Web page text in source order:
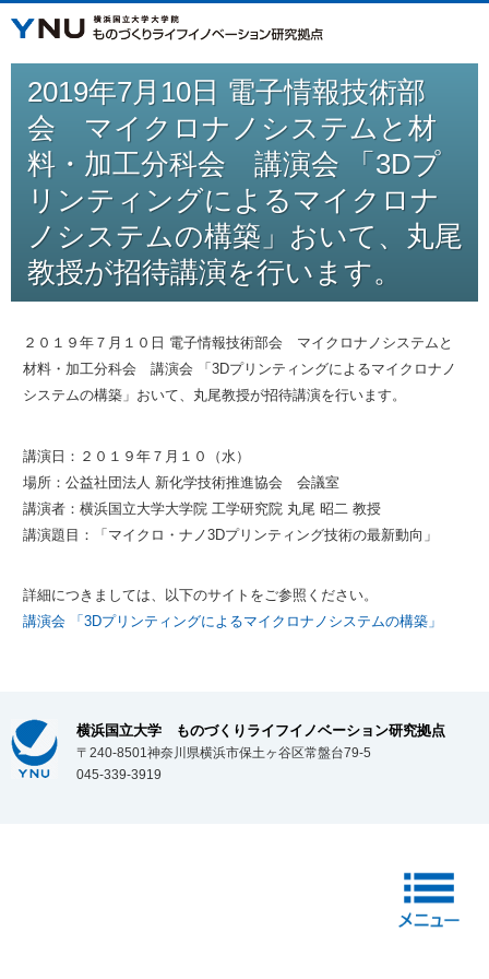
2019年7月10日 電子情報技術部
会 マイクロナノシステムと材
料・加工分科会 講演会 「3Dプ
リンティングによるマイクロナ
ノシステムの構築」おいて、丸尾
教授が招待講演を行います。
２０１９年７月１０日 電子情報技術部会 マイクロナノシステムと
材料・加工分科会 講演会 「3Dプリンティングによるマイクロナノ
システムの構築」おいて、丸尾教授が招待講演を行います。
講演日：２０１９年７月１０（水）
場所：公益社団法人 新化学技術推進協会 会議室
講演者：横浜国立大学大学院 工学研究院 丸尾 昭二 教授
講演題目：「マイクロ・ナノ3Dプリンティング技術の最新動向」
詳細につきましては、以下のサイトをご参照ください。
講演会 「3Dプリンティングによるマイクロナノシステムの構築」
横浜国立大学 ものづくりライフイノベーション研究拠点
〒240-8501神奈川県横浜市保土ヶ谷区常盤台79-5
045-339-3919